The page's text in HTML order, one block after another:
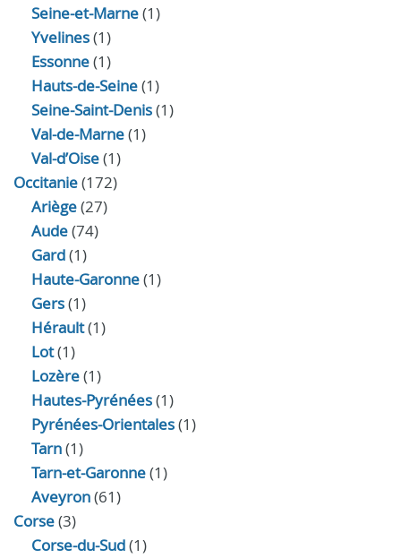
Seine-et-Marne(1)
Yvelines(1)
Essonne(1)
Hauts-de-Seine(1)
Seine-Saint-Denis(1)
Val-de-Marne(1)
Val-d’Oise(1)
Occitanie(172)
Ariège(27)
Aude(74)
Gard(1)
Haute-Garonne(1)
Gers(1)
Hérault(1)
Lot(1)
Lozère(1)
Hautes-Pyrénées(1)
Pyrénées-Orientales(1)
Tarn(1)
Tarn-et-Garonne(1)
Aveyron(61)
Corse(3)
Corse-du-Sud(1)